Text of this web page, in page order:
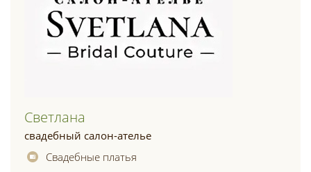
Светлана
свадебный салон-ателье
Свадебные платья